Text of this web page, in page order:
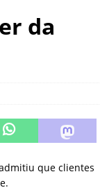
de golpes
da
que clientes